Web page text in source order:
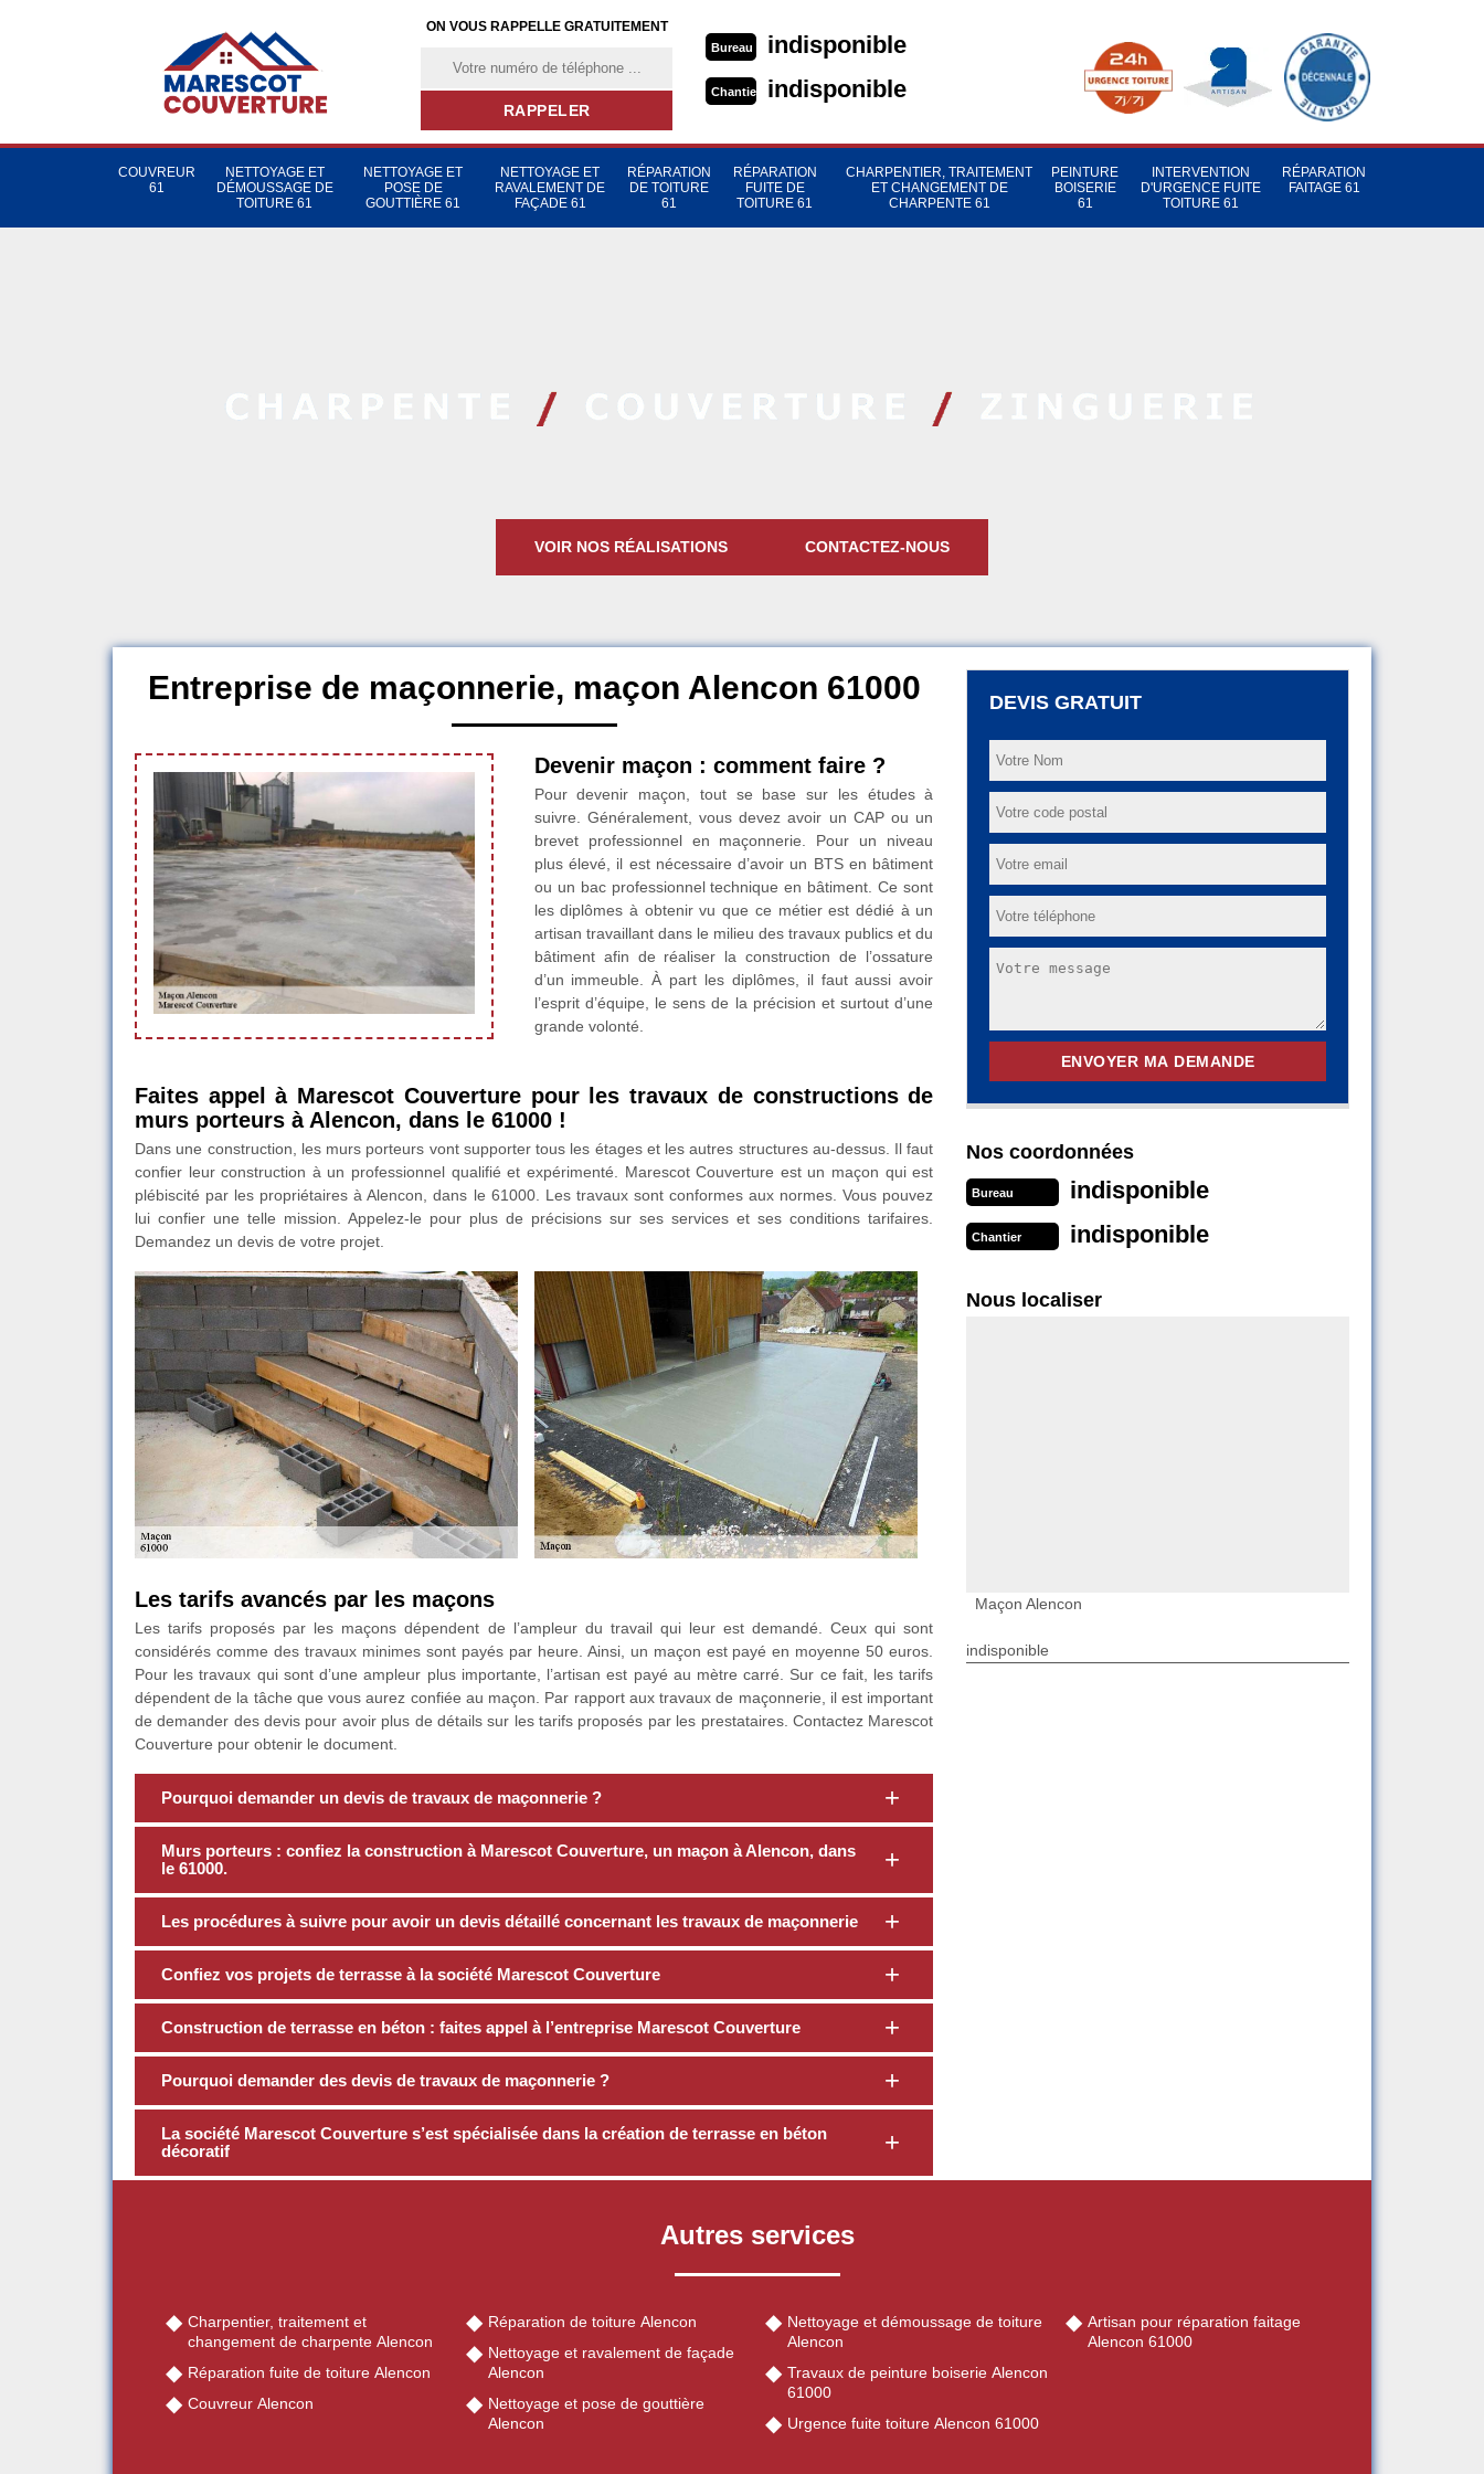
ON VOUS RAPPELLE GRATUITEMENT
Bureau indisponible
Chantier indisponible
COUVREUR
61
NETTOYAGE ET
DÉMOUSSAGE DE
TOITURE 61
NETTOYAGE ET
POSE DE
GOUTTIÈRE 61
NETTOYAGE ET
RAVALEMENT DE
FAÇADE 61
RÉPARATION
DE TOITURE
61
RÉPARATION
FUITE DE
TOITURE 61
CHARPENTIER, TRAITEMENT
ET CHANGEMENT DE
CHARPENTE 61
PEINTURE
BOISERIE
61
INTERVENTION
D'URGENCE FUITE
TOITURE 61
RÉPARATION
FAITAGE 61
VOIR NOS RÉALISATIONS CONTACTEZ-NOUS
Entreprise de maçonnerie, maçon Alencon 61000
Devenir maçon : comment faire ?
Pour devenir maçon, tout se base sur les études à
suivre. Généralement, vous devez avoir un CAP ou un
brevet professionnel en maçonnerie. Pour un niveau
plus élevé, il est nécessaire d’avoir un BTS en bâtiment
ou un bac professionnel technique en bâtiment. Ce sont
les diplômes à obtenir vu que ce métier est dédié à un
artisan travaillant dans le milieu des travaux publics et du
bâtiment afin de réaliser la construction de l’ossature
d’un immeuble. À part les diplômes, il faut aussi avoir
l’esprit d’équipe, le sens de la précision et surtout d’une
grande volonté.
Faites appel à Marescot Couverture pour les travaux de constructions de
murs porteurs à Alencon, dans le 61000 !
Dans une construction, les murs porteurs vont supporter tous les étages et les autres structures au-dessus. Il faut
confier leur construction à un professionnel qualifié et expérimenté. Marescot Couverture est un maçon qui est
plébiscité par les propriétaires à Alencon, dans le 61000. Les travaux sont conformes aux normes. Vous pouvez
lui confier une telle mission. Appelez-le pour plus de précisions sur ses services et ses conditions tarifaires.
Demandez un devis de votre projet.
Les tarifs avancés par les maçons
Les tarifs proposés par les maçons dépendent de l’ampleur du travail qui leur est demandé. Ceux qui sont
considérés comme des travaux minimes sont payés par heure. Ainsi, un maçon est payé en moyenne 50 euros.
Pour les travaux qui sont d’une ampleur plus importante, l’artisan est payé au mètre carré. Sur ce fait, les tarifs
dépendent de la tâche que vous aurez confiée au maçon. Par rapport aux travaux de maçonnerie, il est important
de demander des devis pour avoir plus de détails sur les tarifs proposés par les prestataires. Contactez Marescot
Couverture pour obtenir le document.
Pourquoi demander un devis de travaux de maçonnerie ?
Murs porteurs : confiez la construction à Marescot Couverture, un maçon à Alencon, dans
le 61000.
Les procédures à suivre pour avoir un devis détaillé concernant les travaux de maçonnerie
Confiez vos projets de terrasse à la société Marescot Couverture
Construction de terrasse en béton : faites appel à l’entreprise Marescot Couverture
Pourquoi demander des devis de travaux de maçonnerie ?
La société Marescot Couverture s’est spécialisée dans la création de terrasse en béton
décoratif
DEVIS GRATUIT
Nos coordonnées
Bureau indisponible
Chantier indisponible
Nous localiser
Maçon Alencon
indisponible
Autres services
Charpentier, traitement et
changement de charpente Alencon
Réparation fuite de toiture Alencon
Couvreur Alencon
Réparation de toiture Alencon
Nettoyage et ravalement de façade
Alencon
Nettoyage et pose de gouttière
Alencon
Nettoyage et démoussage de toiture
Alencon
Travaux de peinture boiserie Alencon
61000
Urgence fuite toiture Alencon 61000
Artisan pour réparation faitage
Alencon 61000